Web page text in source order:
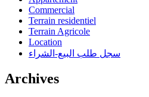
Commercial
Terrain residentiel
Terrain Agricole
Location
سجل طلب البيع-الشراء
Archives